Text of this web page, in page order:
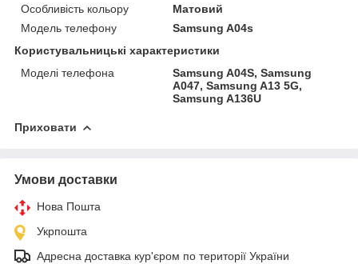
Особливість кольору
Матовий
Модель телефону
Samsung A04s
Користувальницькі характеристики
Моделі телефона
Samsung A04S, Samsung
A047, Samsung A13 5G,
Samsung A136U
Приховати
Умови доставки
Нова Пошта
Укрпошта
Адресна доставка кур'єром по території України